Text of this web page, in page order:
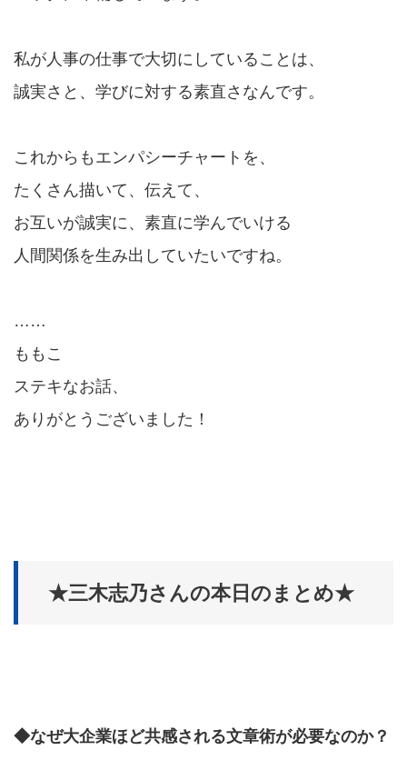
私が人事の仕事で大切にしていることは、
誠実さと、学びに対する素直さなんです。
これからもエンパシーチャートを、
たくさん描いて、伝えて、
お互いが誠実に、素直に学んでいける
人間関係を生み出していたいですね。
……
ももこ
ステキなお話、
ありがとうございました！
★三木志乃さんの本日のまとめ★
◆なぜ大企業ほど共感される文章術が必要なのか？